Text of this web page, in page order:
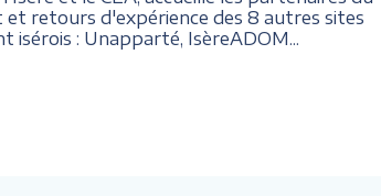
retours d'expérience des 8 autres sites
isérois : Unapparté, IsèreADOM...